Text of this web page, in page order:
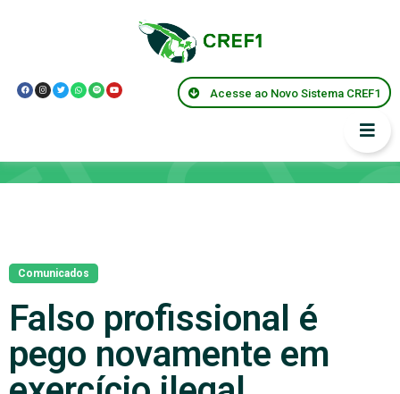
Acesse ao Novo Sistema CREF1
Comunicados
Falso profissional é
pego novamente em